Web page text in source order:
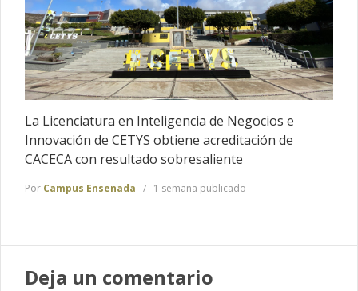
La Licenciatura en Inteligencia de Negocios e
Innovación de CETYS obtiene acreditación de
CACECA con resultado sobresaliente
Por Campus Ensenada 1 semana publicado
Deja un comentario